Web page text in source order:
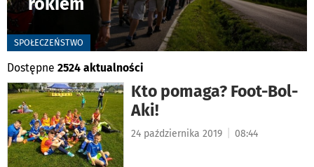
SPOŁECZEŃSTWO
-
Dostępne 2524 aktualności
Kto pomaga? Foot-Bol-
Aki!
24 października 2019 08:44